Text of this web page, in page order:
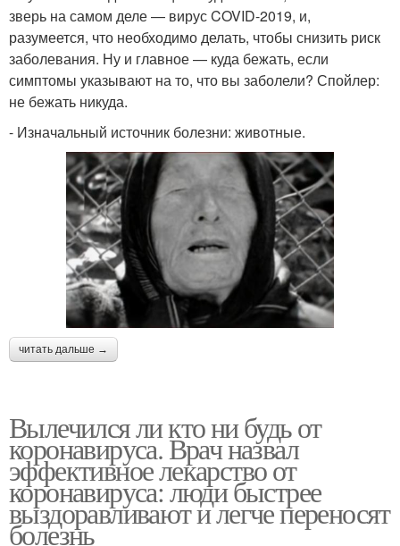
зверь на самом деле — вирус COVID-2019, и,
разумеется, что необходимо делать, чтобы снизить риск
заболевания. Ну и главное — куда бежать, если
симптомы указывают на то, что вы заболели? Спойлер:
не бежать никуда.
- Изначальный источник болезни: животные.
читать дальше →
Вылечился ли кто ни будь от
коронавируса. Врач назвал
эффективное лекарство от
коронавируса: люди быстрее
выздоравливают и легче переносят
болезнь